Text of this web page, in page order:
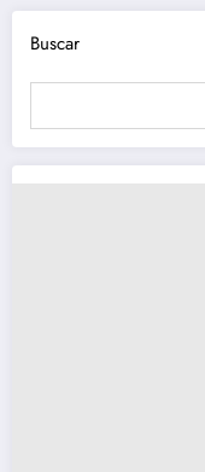
Buscar